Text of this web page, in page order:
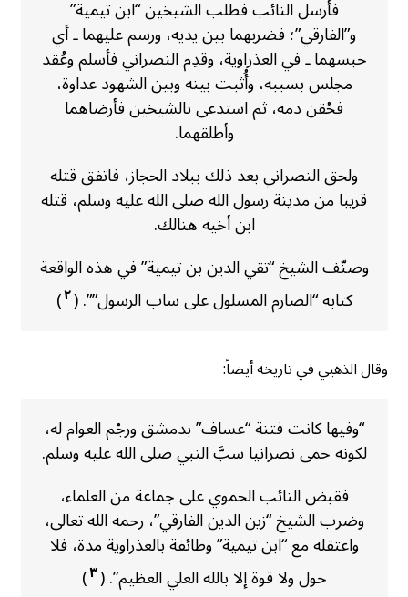
فأرسل النائب فطلب الشيخين “ابن تيمية”
و”الفارقي”؛ فضربهما بين يديه، ورسم عليهما ـ أي
حبسهما ـ في العذراوية، وقدِم النصراني فأسلم وعُقد
مجلس بسببه، وأُثبت بينه وبين الشهود عداوة،
فحُقن دمه، ثم استدعى بالشيخين فأرضاهما
وأطلقهما.
ولحق النصراني بعد ذلك ببلاد الحجاز، فاتفق قتله
قريبا من مدينة رسول الله صلى الله عليه وسلم، قتله
ابن أخيه هنالك.
وصنّف الشيخ “تقي الدين بن تيمية” في هذه الواقعة
كتابه “الصارم المسلول على ساب الرسول””. (٢)
وقال الذهبي في تاريخه أيضاً:
“وفيها كانت فتنة “عساف” بدمشق ورجْم العوام له،
لكونه حمى نصرانيا سبَّ النبي صلى الله عليه وسلم.
فقبض النائب الحموي على جماعة من العلماء،
وضرب الشيخ “زين الدين الفارقي”، رحمه الله تعالى،
واعتقله مع “ابن تيمية” وطائفة بالعذراوية مدة، فلا
حول ولا قوة إلا بالله العلي العظيم”. (٣)